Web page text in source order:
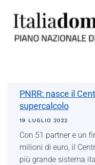
PNRR: nasce il
supercalcolo
19 LUGLIO 2022
Con 51 partner e un
milioni di euro, il
più grande sistema